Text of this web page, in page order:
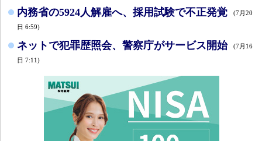
内務省の5924人解雇へ、採用試験で不正発覚
(7月20
日 6:59)
ネットで犯罪歴照会、警察庁がサービス開始
(7月16
日 7:11)